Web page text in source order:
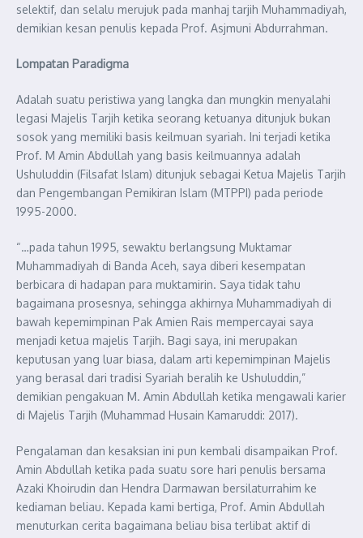
selektif, dan selalu merujuk pada manhaj tarjih Muhammadiyah,
demikian kesan penulis kepada Prof. Asjmuni Abdurrahman.
Lompatan Paradigma
Adalah suatu peristiwa yang langka dan mungkin menyalahi
legasi Majelis Tarjih ketika seorang ketuanya ditunjuk bukan
sosok yang memiliki basis keilmuan syariah. Ini terjadi ketika
Prof. M Amin Abdullah yang basis keilmuannya adalah
Ushuluddin (Filsafat Islam) ditunjuk sebagai Ketua Majelis Tarjih
dan Pengembangan Pemikiran Islam (MTPPI) pada periode
1995-2000.
“…pada tahun 1995, sewaktu berlangsung Muktamar
Muhammadiyah di Banda Aceh, saya diberi kesempatan
berbicara di hadapan para muktamirin. Saya tidak tahu
bagaimana prosesnya, sehingga akhirnya Muhammadiyah di
bawah kepemimpinan Pak Amien Rais mempercayai saya
menjadi ketua majelis Tarjih. Bagi saya, ini merupakan
keputusan yang luar biasa, dalam arti kepemimpinan Majelis
yang berasal dari tradisi Syariah beralih ke Ushuluddin,”
demikian pengakuan M. Amin Abdullah ketika mengawali karier
di Majelis Tarjih (Muhammad Husain Kamaruddi: 2017).
Pengalaman dan kesaksian ini pun kembali disampaikan Prof.
Amin Abdullah ketika pada suatu sore hari penulis bersama
Azaki Khoirudin dan Hendra Darmawan bersilaturrahim ke
kediaman beliau. Kepada kami bertiga, Prof. Amin Abdullah
menuturkan cerita bagaimana beliau bisa terlibat aktif di